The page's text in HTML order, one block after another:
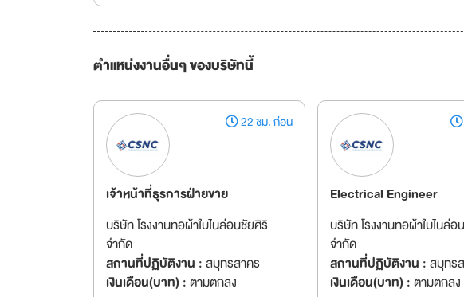
ตำแหน่งงานอื่นๆ ของบริษัทนี้
22 ชม. ก่อน
เจ้าหน้าที่ธุรการฝ่ายขาย
บริษัท โรงงานทอผ้าใบไนล่อนชัยศิริ
จำกัด
สถานที่ปฏิบัติงาน :สมุทรสาคร
เงินเดือน(บาท) :ตามตกลง
Electrical Engineer
บริษัท โรงงานทอผ้าใบไนล่อ
จำกัด
สถานที่ปฏิบัติงาน :สมุทร
เงินเดือน(บาท) :ตามตกลง